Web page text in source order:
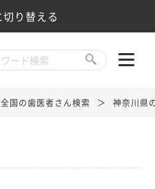
り替える
全国の歯医者さん検索 神奈川県